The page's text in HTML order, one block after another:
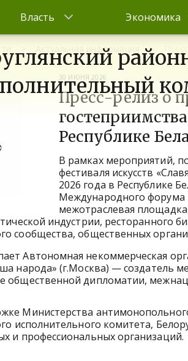
Власть Экономика
Актуальная информация
30 ИЮНЯ 2026
Пресс-релиз о
Республике
В рамках мероприятий,
фестиваля искусств
2026 года в Республике
Международного форума
межотраслевая
индустрии, ресторанного
сообщества, общественных
Автономная некоммерческая
народа» (г.Москва) — создатель
общественной дипломатии,
Министерства
исполнительного комитета,
и профессиональных организаций.